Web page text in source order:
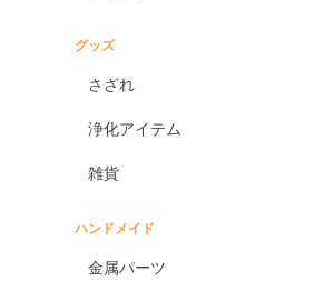
グッズ
さざれ
浄化アイテム
雑貨
ハンドメイド
金属パーツ